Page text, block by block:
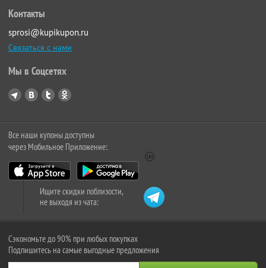
Контакты
sprosi@kupikupon.ru
Связаться с нами
Мы в Соцсетях
Все наши купоны доступны
через Мобильное Приложение:
Ищите скидки поблизости,
не выходя из чата:
Сэкономьте до 90% при любых покупках
Подпишитесь на самые выгодные предложения